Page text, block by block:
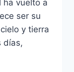
ha vuelto a
ser su
y tierra
días,